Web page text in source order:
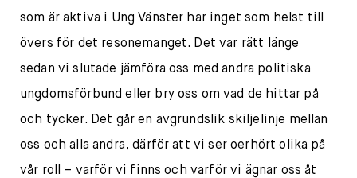
som är aktiva i Ung Vänster har inget som helst till
övers för det resonemanget. Det var rätt länge
sedan vi slutade jämföra oss med andra politiska
ungdomsförbund eller bry oss om vad de hittar på
och tycker. Det går en avgrundslik skiljelinje mellan
oss och alla andra, därför att vi ser oerhört olika på
vår roll – varför vi finns och varför vi ägnar oss åt